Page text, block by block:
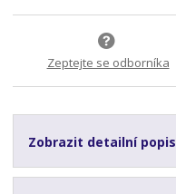
Zeptejte se odborníka
Zobrazit detailní popis